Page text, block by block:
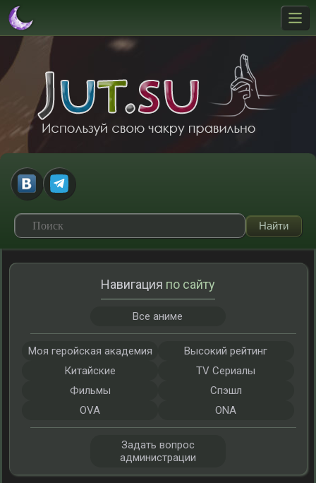
Навигация по сайту
Все аниме
Моя геройская академия
Высокий рейтинг
Китайские
TV Сериалы
Фильмы
Спэшл
OVA
ONA
Задать вопрос
администрации